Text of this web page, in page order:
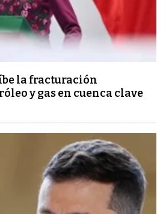
la fracturación
y gas en cuenca clave